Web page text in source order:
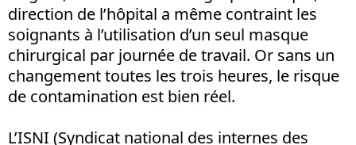
direction de l’hôpital a même contraint les
soignants à l’utilisation d’un seul masque
chirurgical par journée de travail. Or sans un
changement toutes les trois heures, le risque
de contamination est bien réel.
L’ISNI (Syndicat national des internes des